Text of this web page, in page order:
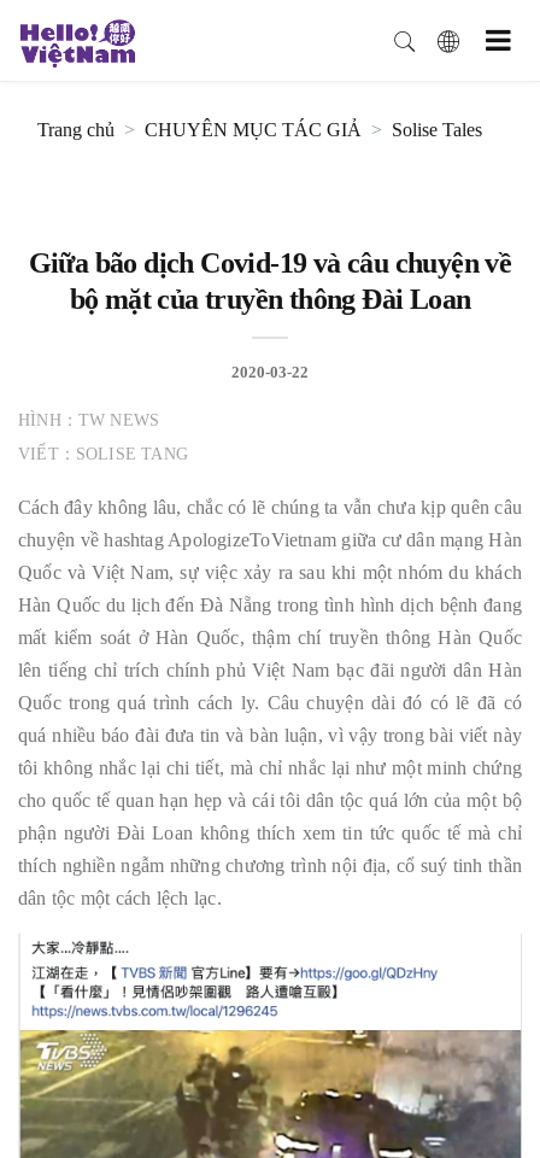
Trang chủ CHUYÊN MỤC TÁC GIẢ Solise Tales
Giữa bão dịch Covid-19 và câu chuyện về
bộ mặt của truyền thông Đài Loan
2020-03-22
HÌNH：TW NEWS
VIẾT：SOLISE TANG
Cách đây không lâu, chắc có lẽ chúng ta vẫn chưa kịp quên câu
chuyện về hashtag ApologizeToVietnam giữa cư dân mạng Hàn
Quốc và Việt Nam, sự việc xảy ra sau khi một nhóm du khách
Hàn Quốc du lịch đến Đà Nẵng trong tình hình dịch bệnh đang
mất kiểm soát ở Hàn Quốc, thậm chí truyền thông Hàn Quốc
lên tiếng chỉ trích chính phủ Việt Nam bạc đãi người dân Hàn
Quốc trong quá trình cách ly. Câu chuyện dài đó có lẽ đã có
quá nhiều báo đài đưa tin và bàn luận, vì vậy trong bài viết này
tôi không nhắc lại chi tiết, mà chỉ nhắc lại như một minh chứng
cho quốc tế quan hạn hẹp và cái tôi dân tộc quá lớn của một bộ
phận người Đài Loan không thích xem tin tức quốc tế mà chỉ
thích nghiền ngẫm những chương trình nội địa, cổ suý tinh thần
dân tộc một cách lệch lạc.